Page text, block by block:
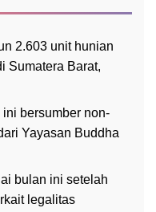
2.603 unit hunian
Sumatera Barat,
bersumber non-
Yayasan Buddha
bulan ini setelah
legalitas